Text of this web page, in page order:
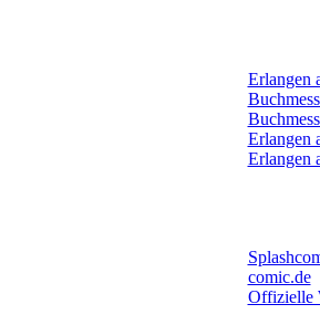
Erlangen
Erlangen
Erlangen
comic.de
Offizielle